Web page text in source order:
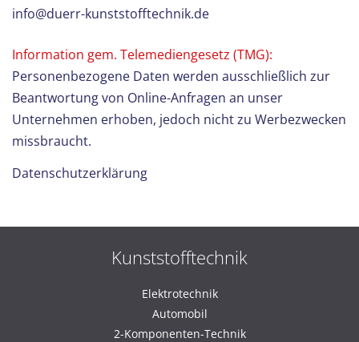
info@duerr-kunststofftechnik.de
Information gem. Telemediengesetz (TMG):
Personenbezogene Daten werden ausschließlich zur
Beantwortung von Online-Anfragen an unser
Unternehmen erhoben, jedoch nicht zu Werbezwecken
missbraucht.
Datenschutzerklärung
Kunststofftechnik
Elektrotechnik
Automobil
2-Komponenten-Technik